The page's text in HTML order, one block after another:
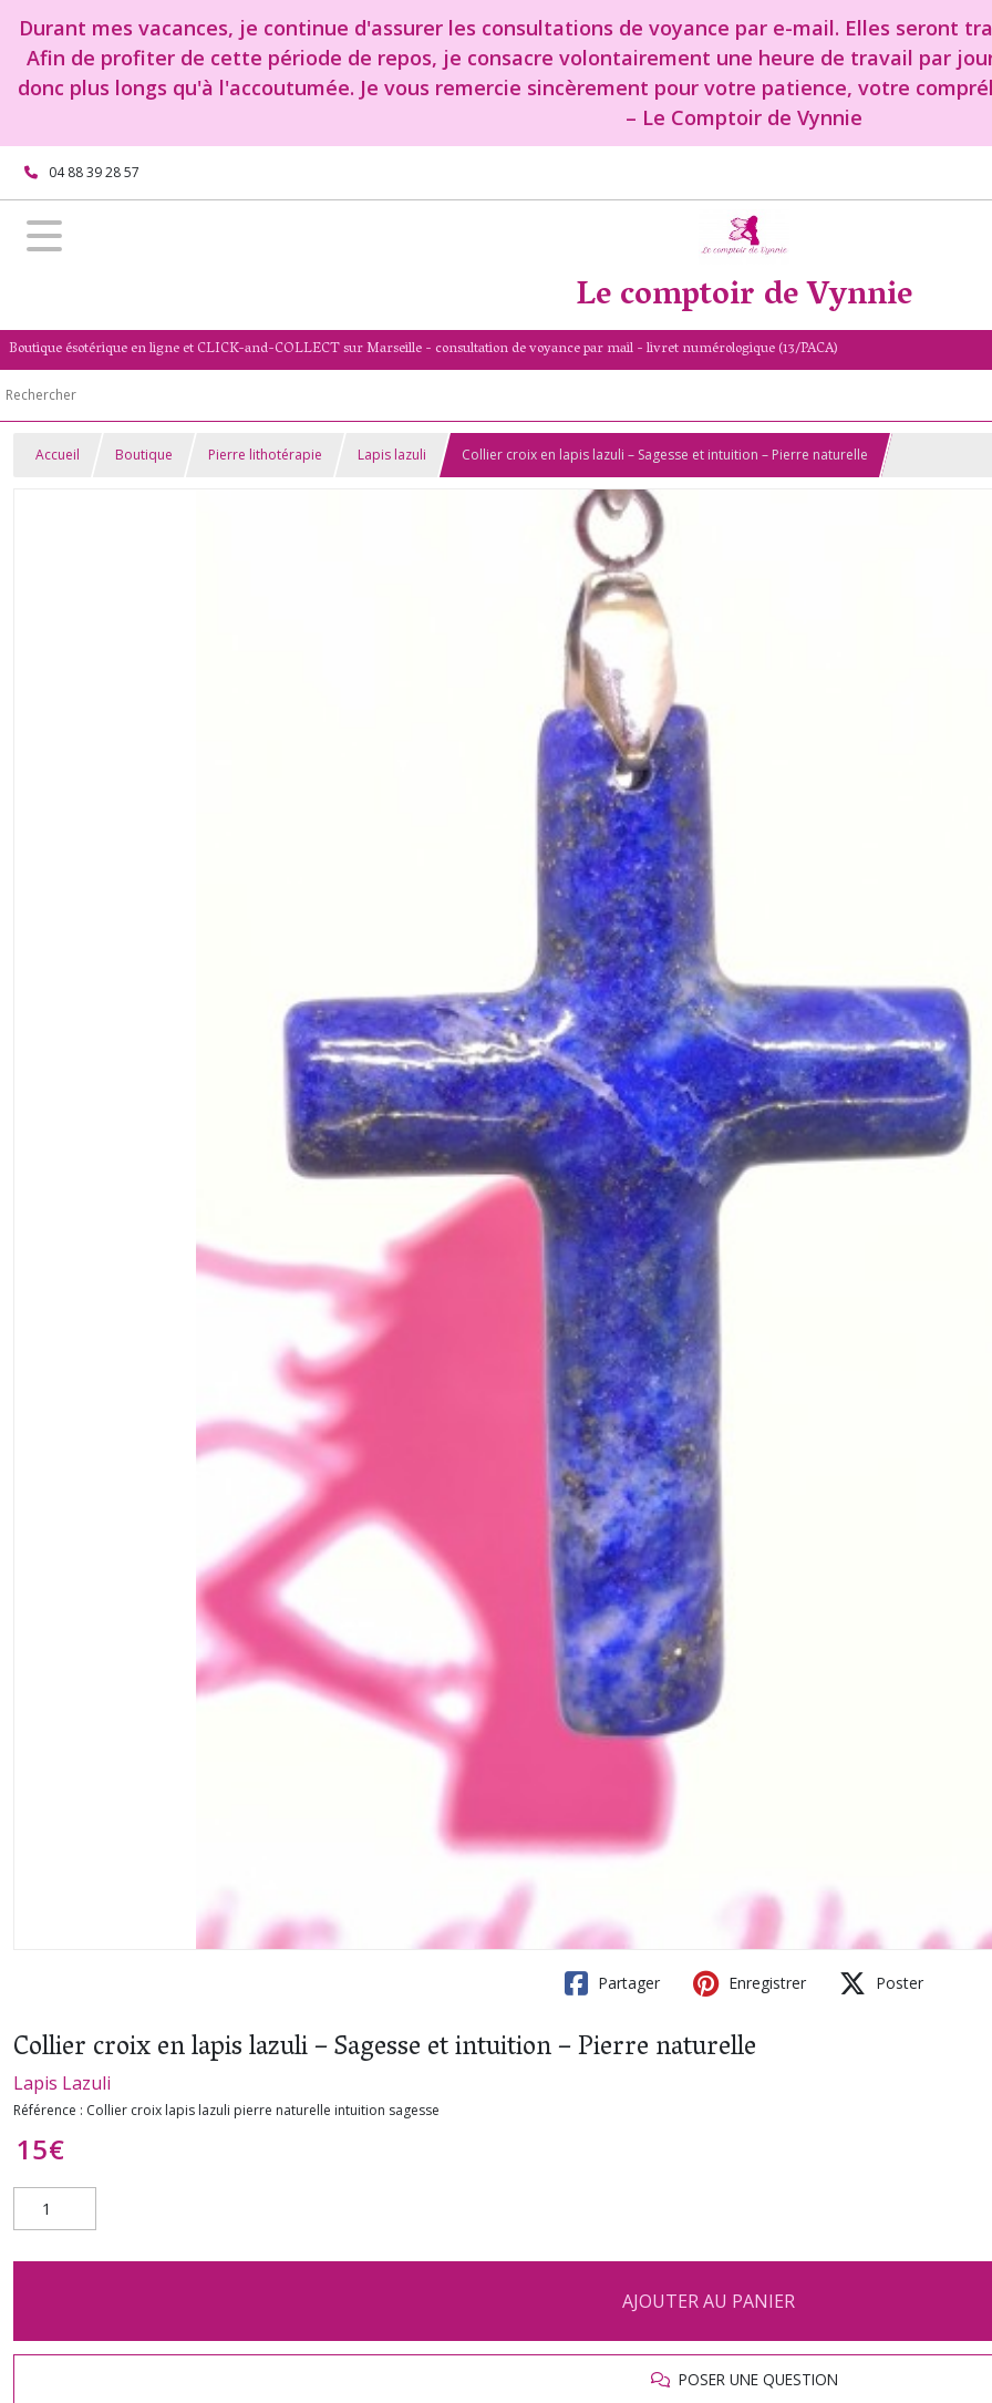
Durant mes vacances, je continue d'assurer les consultations de voyance par e-mail. Elles seront
Afin de profiter de cette période de repos, je consacre volontairement une heure de travail par
donc plus longs qu'à l'accoutumée. Je vous remercie sincèrement pour votre patience, votre
– Le Comptoir de Vynnie
04 88 39 28 57
Le comptoir de Vynnie
Boutique ésotérique en ligne et CLICK-and-COLLECT sur Marseille - consultation de voyance par mail - livret numérologique (13/PACA)
Accueil Boutique Pierre lithotérapie Lapis lazuli Collier croix en lapis lazuli – Sagesse et intuition – Pierre naturelle
Partager Enregistrer Poster
Collier croix en lapis lazuli – Sagesse et intuition – Pierre naturelle
Lapis Lazuli
Référence : Collier croix lapis lazuli pierre naturelle intuition sagesse
15€
AJOUTER AU PANIER
POSER UNE QUESTION